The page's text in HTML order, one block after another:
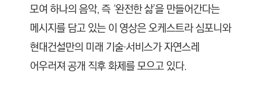
모여 하나의 음악, 즉 ‘완전한 삶’을 만들어간다는
메시지를 담고 있는 이 영상은 오케스트라 심포니와
현대건설만의 미래 기술·서비스가 자연스레
어우러져 공개 직후 화제를 모으고 있다.